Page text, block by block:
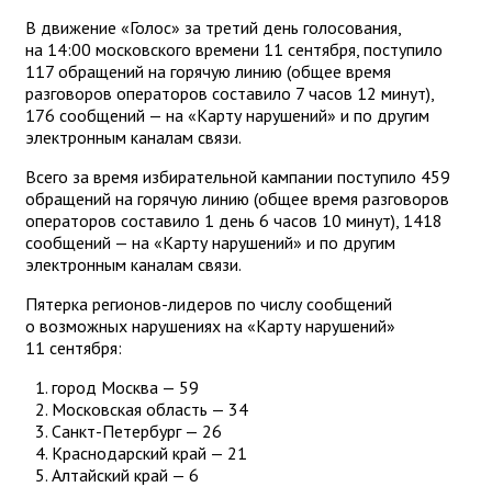
В движение «Голос» за третий день голосования,
на 14:00 московского времени 11 сентября, поступило
117 обращений на горячую линию (общее время
разговоров операторов составило 7 часов 12 минут),
176 сообщений — на «Карту нарушений» и по другим
электронным каналам связи.
Всего за время избирательной кампании поступило 459
обращений на горячую линию (общее время разговоров
операторов составило 1 день 6 часов 10 минут), 1418
сообщений — на «Карту нарушений» и по другим
электронным каналам связи.
Пятерка регионов-лидеров по числу сообщений
о возможных нарушениях на «Карту нарушений»
11 сентября:
город Москва — 59
Московская область — 34
Санкт-Петербург — 26
Краснодарский край — 21
Алтайский край — 6